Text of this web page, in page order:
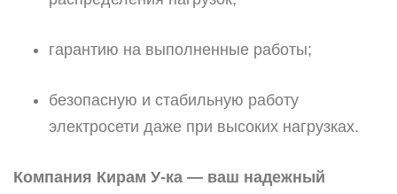
гарантию на выполненные работы;
безопасную и стабильную работу
электросети даже при высоких нагрузках.
Компания Кирам У-ка — ваш надежный